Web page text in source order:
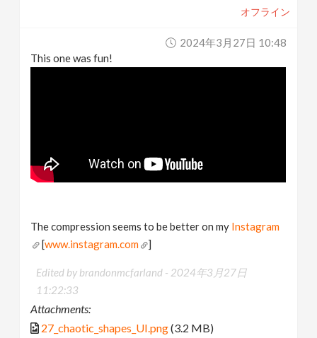
オフライン
2024年3月27日 10:48
This one was fun!
The compression seems to be better on my Instagram
[www.instagram.com ]
Edited by brandonmcfarland - 2024年3月27日
11:22:33
Attachments:
27_chaotic_shapes_UI.png(3.2 MB)